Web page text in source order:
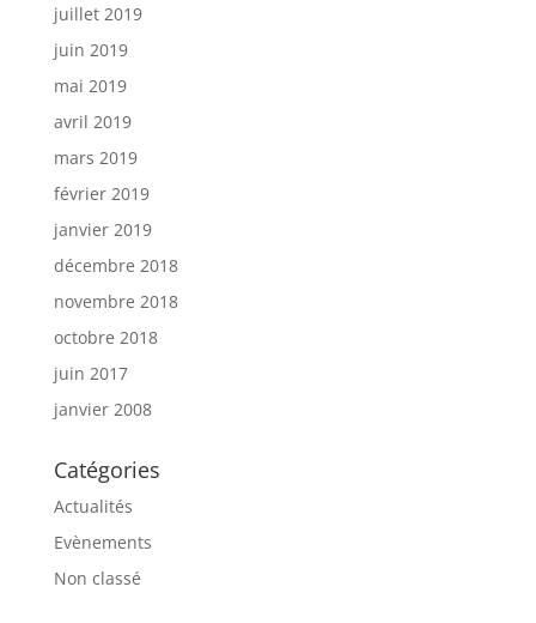
juillet 2019
juin 2019
mai 2019
avril 2019
mars 2019
février 2019
janvier 2019
décembre 2018
novembre 2018
octobre 2018
juin 2017
janvier 2008
Catégories
Actualités
Evènements
Non classé